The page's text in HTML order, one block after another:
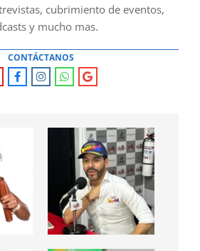
cubrimiento de eventos,
y mucho mas.
CONTÁCTANOS